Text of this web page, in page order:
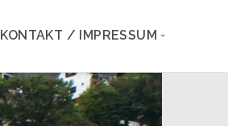
KONTAKT / IMPRESSUM